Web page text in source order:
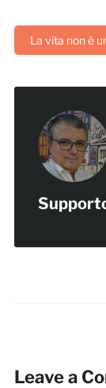
La vita non è
Leave a